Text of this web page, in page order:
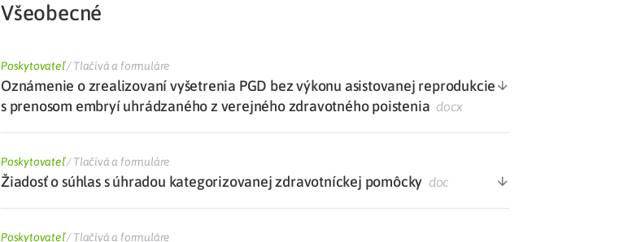
Všeobecné
Poskytovateľ/Tlačivá a formuláre
Oznámenie o zrealizovaní vyšetrenia PGD bez výkonu asistovanej reprodukcie
s prenosom embryí uhrádzaného z verejného zdravotného poistenia docx
Poskytovateľ/Tlačivá a formuláre
Žiadosť o súhlas s úhradou kategorizovanej zdravotníckej pomôcky doc
Poskytovateľ/Tlačivá a formuláre